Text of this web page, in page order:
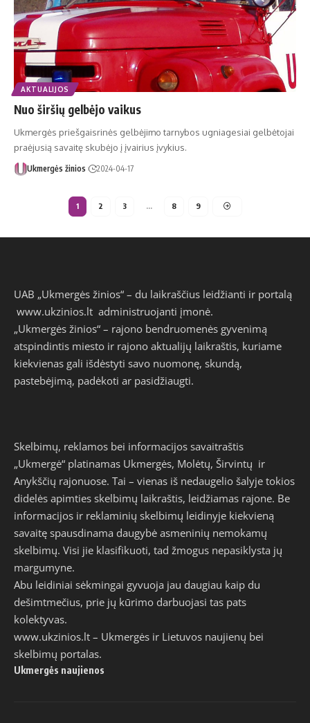
AKTUALIJOS
Nuo širšių gelbėjo vaikus
Ukmergės priešgaisrinės gelbėjimo tarnybos ugniagesiai gelbėtojai
praėjusią savaitę skubėjo į įvairius įvykius.
Ukmergės žinios 2024-04-17
1 2 3 … 8 9
UAB „Ukmergės žinios“ – du laikraščius leidžianti ir portalą
www.ukzinios.lt administruojanti įmonė.
„Ukmergės žinios“ – rajono bendruomenės gyvenimą
atspindintis miesto ir rajono aktualijų laikraštis, kuriame
kiekvienas gali išdėstyti savo nuomonę, skundą,
pastebėjimą, padėkoti ar pasidžiaugti.
Skelbimų, reklamos bei informacijos savaitraštis
„Ukmergė“ platinamas Ukmergės, Molėtų, Širvintų ir
Anykščių rajonuose. Tai – vienas iš nedaugelio šalyje tokios
didelės apimties skelbimų laikraštis, leidžiamas rajone. Be
informacijos ir reklaminių skelbimų leidinyje kiekvieną
savaitę spausdinama daugybė asmeninių nemokamų
skelbimų. Visi jie klasifikuoti, tad žmogus nepasiklysta jų
margumyne.
Abu leidiniai sėkmingai gyvuoja jau daugiau kaip du
dešimtmečius, prie jų kūrimo darbuojasi tas pats
kolektyvas.
www.ukzinios.lt – Ukmergės ir Lietuvos naujienų bei
skelbimų portalas.
Ukmergės naujienos